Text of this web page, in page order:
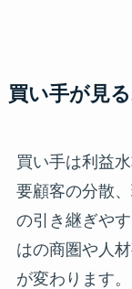
買い手が見
買い手は利益
要顧客の分散
の引き継ぎや
はの商圏や人
が変わります。